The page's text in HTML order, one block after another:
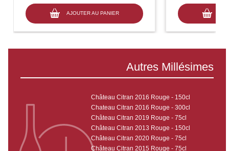
AJOUTER AU PANIER
Autres Millésimes
Château Citran 2016 Rouge - 150cl
Chateau Citran 2016 Rouge - 300cl
Château Citran 2019 Rouge - 75cl
Château Citran 2013 Rouge - 150cl
Château Citran 2020 Rouge - 75cl
Château Citran 2015 Rouge - 75cl